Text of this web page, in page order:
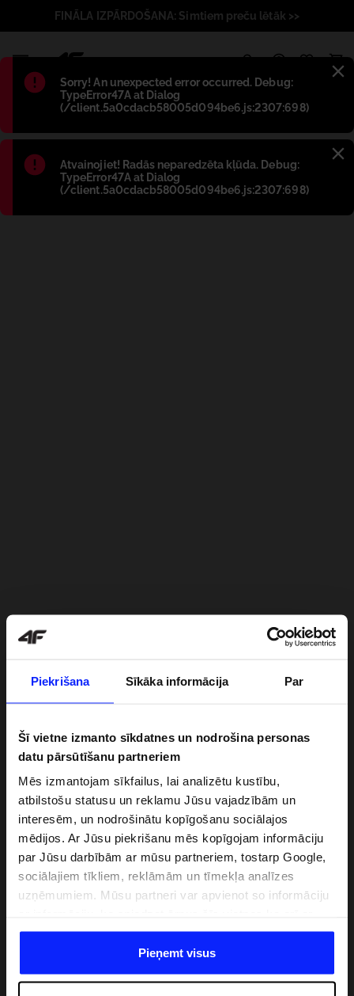
Piekrišana Sīkāka informācija Par
Šī vietne izmanto sīkdatnes un nodrošina personas
datu pārsūtīšanu partneriem
Mēs izmantojam sīkfailus, lai analizētu kustību,
atbilstošu statusu un reklamu Jūsu vajadzībām un
interesēm, un nodrošinātu kopīgošanu sociālajos
mēdijos. Ar Jūsu piekrišanu mēs kopīgojam informāciju
par Jūsu darbībām ar mūsu partneriem, tostarp Google,
sociālajiem tīkliem, reklāmām un tīmekļa analīzes
uzņēmumiem. Mūsu partneri var apvienot so informāciju
datiem, ko viņi iegūst, izmantojot viņu pakalpojumus. Ar
Jūsu atļauju, mēs varam pārsūtīt Jūsu personas datus
saviem partneriem, lai uzlabotu veidu, kadā tiek rādīta
Pieņemt visus
Błąd:
Sorry! An unexpected error occurred. Debug:
TypeError47A at Dialog
(/client.5a0cdacb58005d094be6.js:2307:698)
Błąd:
Atvainojiet! Radās neparedzēta kļūda. Debug:
TypeError47A at Dialog
(/client.5a0cdacb58005d094be6.js:2307:698)
FINĀLA IZPĀRDOŠANA: Simtiem preču lētāk >>